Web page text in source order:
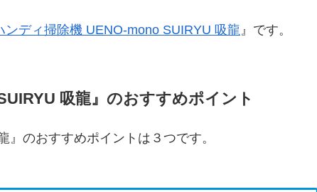
ンディ掃除機 UENO-mono SUIRYU 吸龍』です。
吸龍』のおすすめポイント
』のおすすめポイントは３つです。